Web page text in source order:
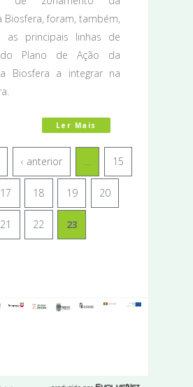
Biosfera, foram, também,
as principais linhas de
Plano de Ação da
Biosfera a integrar na
Ler Mais
‹ anterior … 15
17 18 19 20
21 22 23